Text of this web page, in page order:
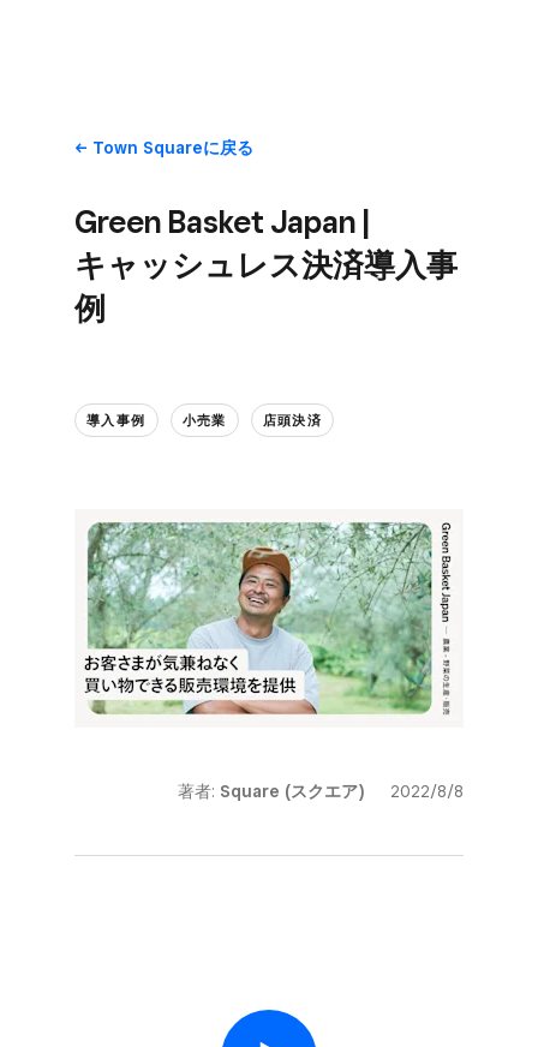
Town Squareに​戻る
Green Basket Japan |
キャッシュレス決済導入事
例
導入事例 小売業 店頭決済
著者: Square (スクエア) 2022/8/8